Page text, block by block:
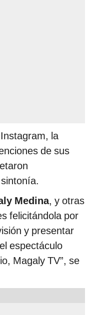
la
de sus
Medina, y otras
felicitándola por
y presentar
espectáculo
Magaly TV”, se